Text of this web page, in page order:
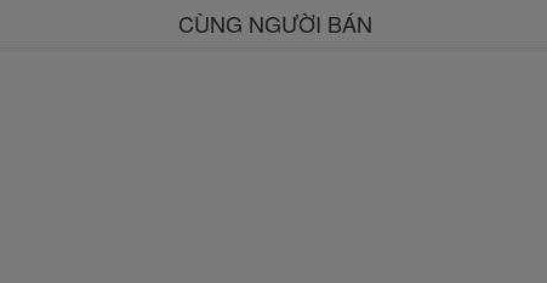
CÙNG NGƯỜI BÁN